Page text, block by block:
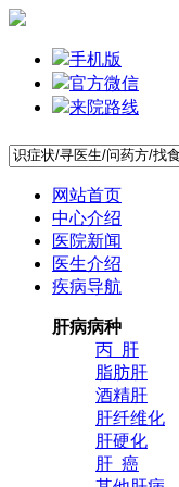
手机版
官方微信
来院路线
网站首页
中心介绍
医院新闻
医生介绍
疾病导航
肝病病种
丙 肝
脂肪肝
酒精肝
肝纤维化
肝硬化
肝 癌